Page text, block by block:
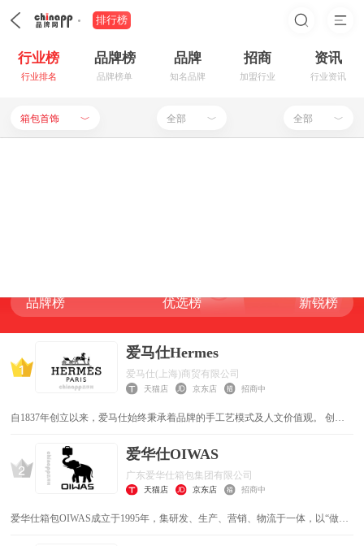
排行榜
行业榜
行业排名
品牌榜
品牌榜单
品牌
知名品牌
招商
加盟行业
资讯
行业资讯
箱包首饰 ﹀ 全部 ﹀ 全部 ﹀
汽车用品
金融信息 工程机械
农业化工
医疗保健 成人保健
其他
品牌榜 优选榜 新锐榜
爱马仕Hermes
爱马仕(上海)商贸有限公司
天猫店 京东店 招商中
自1837年创立以来，爱马仕始终秉承着品牌的手工艺模式及人文价值观。 创作
物件，也造就爱马仕的品牌特质。爱华仕OIWAS
广东爱华仕箱包集团有限公司
天猫店 京东店 招商中
爱华仕箱包OIWAS成立于1995年，集研发、生产、营销、物流于一体，以“做品